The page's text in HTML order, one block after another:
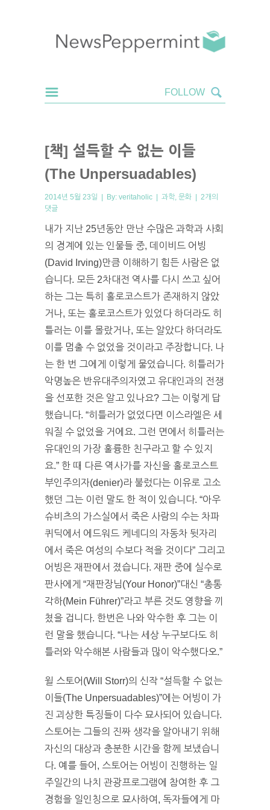
[책] 설득할 수 없는 이들
(The Unpersuadables)
2014년 5월 23일 | By: veritaholic | 과학 문화 | 2개의
댓글
내가 지난 25년동안 만난 수많은 과학과 사회
의 경계에 있는 인물들 중, 데이비드 어빙
(David Irving)만큼 이해하기 힘든 사람은 없
습니다. 모든 2차대전 역사를 다시 쓰고 싶어
하는 그는 특히 홀로코스트가 존재하지 않았
거나, 또는 홀로코스트가 있었다 하더라도 히
틀러는 이를 몰랐거나, 또는 알았다 하더라도
이를 멈출 수 없었을 것이라고 주장합니다. 나
는 한 번 그에게 이렇게 물었습니다. 히틀러가
악명높은 반유대주의자였고 유대인과의 전쟁
을 선포한 것은 알고 있나요? 그는 이렇게 답
했습니다. “히틀러가 없었다면 이스라엘은 세
워질 수 없었을 거에요. 그런 면에서 히틀러는
유대인의 가장 훌륭한 친구라고 할 수 있지
요.” 한 때 다른 역사가를 자신을 홀로코스트
부인주의자(denier)라 불렀다는 이유로 고소
했던 그는 이런 말도 한 적이 있습니다. “아우
슈비츠의 가스실에서 죽은 사람의 수는 차파
퀴딕에서 에드워드 케네디의 자동차 뒷자리
에서 죽은 여성의 수보다 적을 것이다” 그리고
어빙은 재판에서 졌습니다. 재판 중에 실수로
판사에게 “재판장님(Your Honor)”대신 “총통
각하(Mein Führer)”라고 부른 것도 영향을 끼
쳤을 겁니다. 한번은 나와 악수한 후 그는 이
런 말을 했습니다. “나는 세상 누구보다도 히
틀러와 악수해본 사람들과 많이 악수했다오.”
윌 스토어(Will Storr)의 신작 “설득할 수 없는
이들(The Unpersuadables)”에는 어빙이 가
진 괴상한 특징들이 다수 묘사되어 있습니다.
스토어는 그들의 진짜 생각을 알아내기 위해
자신의 대상과 충분한 시간을 함께 보냈습니
다. 예를 들어, 스토어는 어빙이 진행하는 일
주일간의 나치 관광프로그램에 참여한 후 그
경험을 일인칭으로 묘사하여, 독자들에게 마